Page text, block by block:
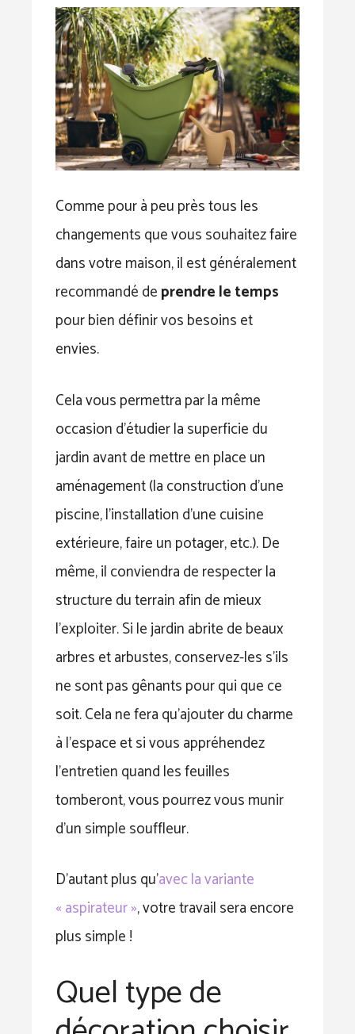
Comme pour à peu près tous les
changements que vous souhaitez faire
dans votre maison, il est généralement
recommandé deprendre le temps
pour bien définir vos besoins et
envies.
Cela vous permettra par la même
occasion d’étudier la superficie du
jardin avant de mettre en place un
aménagement (la construction d’une
piscine, l’installation d’une cuisine
extérieure, faire un potager, etc.). De
même, il conviendra de respecter la
structure du terrain afin de mieux
l’exploiter. Si le jardin abrite de beaux
arbres et arbustes, conservez-les s’ils
ne sont pas gênants pour qui que ce
soit. Cela ne fera qu’ajouter du charme
à l’espace et si vous appréhendez
l’entretien quand les feuilles
tomberont, vous pourrez vous munir
d’un simple souffleur.
D’autant plus qu’avec la variante
« aspirateur », votre travail sera encore
plus simple !
Quel type de